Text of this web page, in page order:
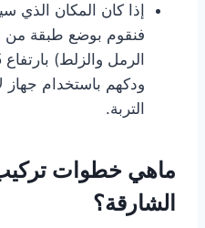
إذا كان المكان الذي
فنقوم بوضع طبقة
ودكهم باستخدام جهاز
التربة.
ماهي خطوات
الشارقة؟